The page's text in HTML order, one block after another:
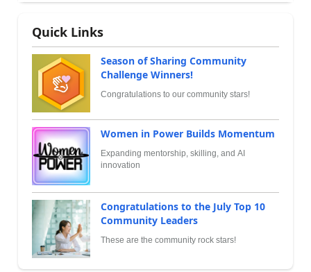
Quick Links
Season of Sharing Community
Challenge Winners!
Congratulations to our community stars!
Women in Power Builds Momentum
Expanding mentorship, skilling, and AI
innovation
Congratulations to the July Top 10
Community Leaders
These are the community rock stars!